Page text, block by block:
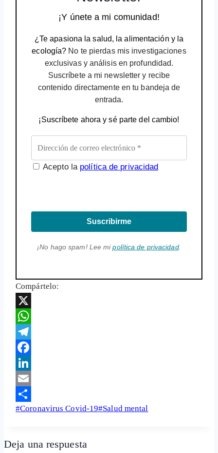
¡Y únete a mi comunidad!
¿Te apasiona la salud, la alimentación y la
ecología? No te pierdas mis investigaciones
exclusivas y análisis en profundidad.
Suscríbete a mi newsletter y recibe
contenido directamente en tu bandeja de
entrada.
¡Suscríbete ahora y sé parte del cambio!
Acepto la política de privacidad
Suscribirme
¡No hago spam! Lee mipolítica de privacidad.
Compártelo:
X
WhatsApp
Telegram
Facebook
LinkedIn
Email
Share
Etiquetas
entrada:
#Coronavirus Covid-19#Salud mental
Deja una respuesta